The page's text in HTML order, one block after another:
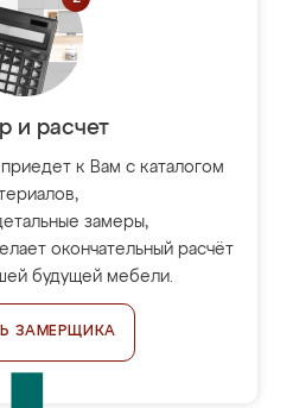
и расчет
к Вам с каталогом
замеры,
окончательный расчёт
будущей мебели.
ЗАМЕРЩИКА